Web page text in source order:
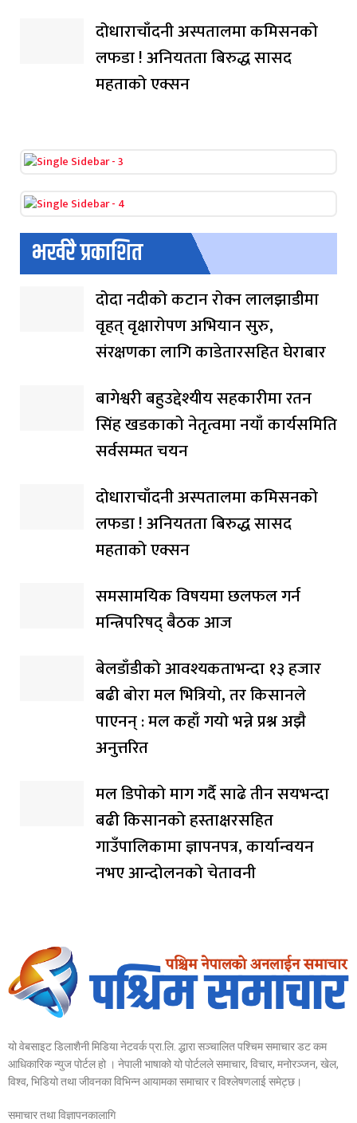
दोधाराचाँदनी अस्पतालमा कमिसनको
लफडा ! अनियतता बिरुद्ध सासद
महताको एक्सन
भर्खरै प्रकाशित
दोदा नदीको कटान रोक्न लालझाडीमा
वृहत् वृक्षारोपण अभियान सुरु,
संरक्षणका लागि काडेतारसहित घेराबार
बागेश्वरी बहुउद्देश्यीय सहकारीमा रतन
सिंह खडकाको नेतृत्वमा नयाँ कार्यसमिति
सर्वसम्मत चयन
दोधाराचाँदनी अस्पतालमा कमिसनको
लफडा ! अनियतता बिरुद्ध सासद
महताको एक्सन
समसामयिक विषयमा छलफल गर्न
मन्त्रिपरिषद् बैठक आज
बेलडाँडीको आवश्यकताभन्दा १३ हजार
बढी बोरा मल भित्रियो, तर किसानले
पाएनन् : मल कहाँ गयो भन्ने प्रश्न अझै
अनुत्तरित
मल डिपोको माग गर्दै साढे तीन सयभन्दा
बढी किसानको हस्ताक्षरसहित
गाउँपालिकामा ज्ञापनपत्र, कार्यान्वयन
नभए आन्दोलनको चेतावनी
यो वेबसाइट डिलाशैनी मिडिया नेटवर्क प्रा.लि. द्धारा सञ्चालित पश्चिम समाचार डट कम
आधिकारिक न्युज पोर्टल हो । नेपाली भाषाको यो पोर्टलले समाचार, विचार, मनोरञ्जन, खेल,
विश्व, भिडियो तथा जीवनका विभिन्न आयामका समाचार र विश्लेषणलाई समेट्छ।
समाचार तथा विज्ञापनकालागि